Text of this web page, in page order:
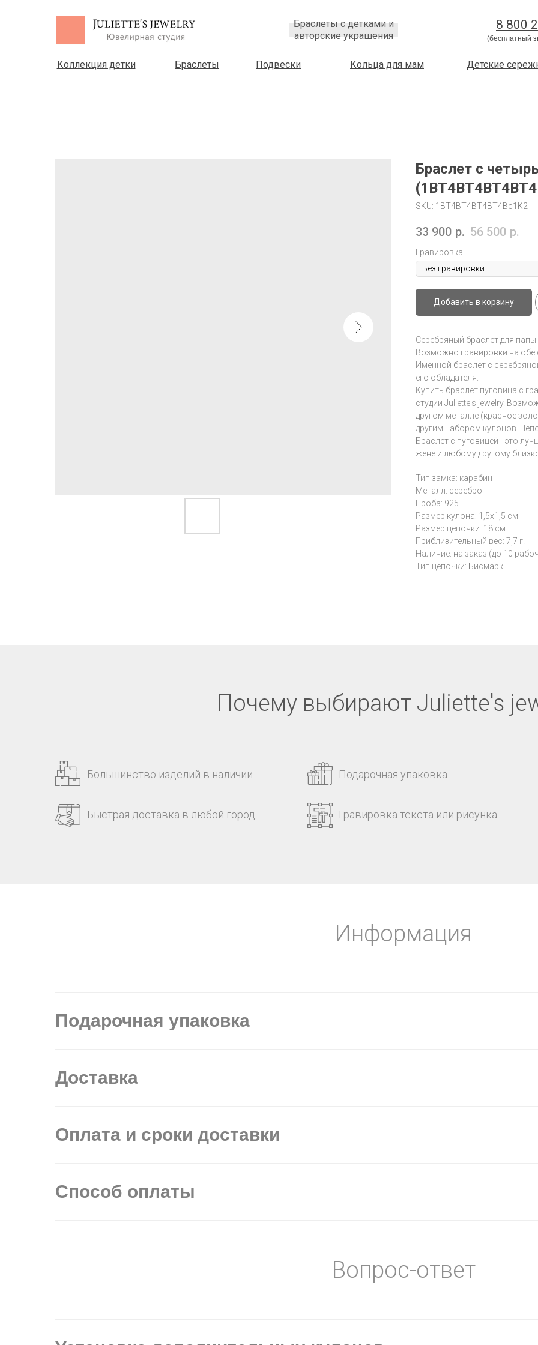
8 800
(бесплатный
Браслеты с детками и
авторские украшения
Детские
Коллекция детки Браслеты Кольца для мам
Подвески
Браслет с
SKU: 1BT4BT4BT4BT4Bc1K2
33 900 р. 56 500 р.
Гравировка
Добавить в корзину
Серебряный браслет для
Возможно гравировки на обе
Именной браслет с
его обладателя.
Купить браслет пуговица с
студии Juliette's jewelry.
другом металле (красное
другим набором кулонов.
Браслет с пуговицей - это
жене и любому другому
Тип замка: карабин
Металл: серебро
Проба: 925
Размер кулона: 1,5x1,5 см
Размер цепочки: 18 см
Приблизительный вес: 7,7 г.
Наличие: на заказ (до 10
Тип цепочки: Бисмарк
Почему выбирают Juliette's
Большинство изделий в наличии
Быстрая доставка в любой город
Подарочная упаковка
Гравировка текста или рисунка
Информация
Подарочная упаковка
Доставка
Оплата и сроки доставки
Способ оплаты
Вопрос-ответ